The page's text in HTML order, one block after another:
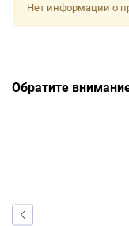
Нет информации о
Обратите